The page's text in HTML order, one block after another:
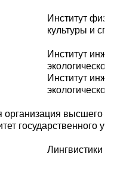
Институт
культуры и
Институт
Институт
высшего
государственного
Лингвистики